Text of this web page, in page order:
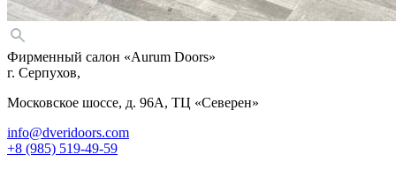
Фирменный салон «Aurum Doors»
г. Серпухов,
Московское шоссе, д. 96А, ТЦ «Северен»
info@dveridoors.com
+8 (985) 519-49-59